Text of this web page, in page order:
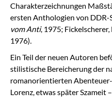
Charakterzeichnungen
ersten Anthologien von DDR-
vom Anti, 1975; Fickelscherer,
1976).
Ein Teil der neuen Autoren
stilistische Bereicherung der
romanorientierten
Lorenz, etwas später Szameit